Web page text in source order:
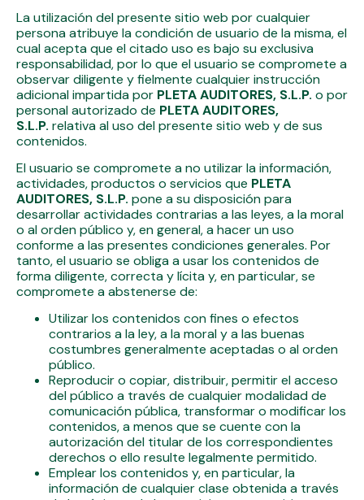
La utilización del presente sitio web por cualquier
persona atribuye la condición de usuario de la misma, el
cual acepta que el citado uso es bajo su exclusiva
responsabilidad, por lo que el usuario se compromete a
observar diligente y fielmente cualquier instrucción
adicional impartida por PLETA AUDITORES, S.L.P. o por
personal autorizado de PLETA AUDITORES,
S.L.P. relativa al uso del presente sitio web y de sus
contenidos.
El usuario se compromete a no utilizar la información,
actividades, productos o servicios que PLETA
AUDITORES, S.L.P. pone a su disposición para
desarrollar actividades contrarias a las leyes, a la moral
o al orden público y, en general, a hacer un uso
conforme a las presentes condiciones generales. Por
tanto, el usuario se obliga a usar los contenidos de
forma diligente, correcta y lícita y, en particular, se
compromete a abstenerse de:
Utilizar los contenidos con fines o efectos
contrarios a la ley, a la moral y a las buenas
costumbres generalmente aceptadas o al orden
público.
Reproducir o copiar, distribuir, permitir el acceso
del público a través de cualquier modalidad de
comunicación pública, transformar o modificar los
contenidos, a menos que se cuente con la
autorización del titular de los correspondientes
derechos o ello resulte legalmente permitido.
Emplear los contenidos y, en particular, la
información de cualquier clase obtenida a través